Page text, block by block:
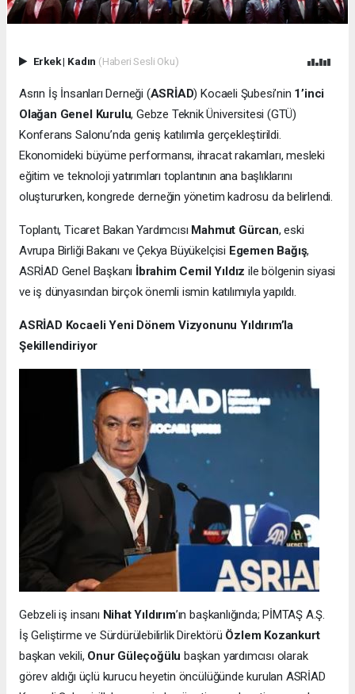
Erkek| Kadın (Haberi Sesli Oku)
Asrın İş İnsanları Derneği (ASRİAD) Kocaeli Şubesi’nin 1’inci
Olağan Genel Kurulu, Gebze Teknik Üniversitesi (GTÜ)
Konferans Salonu’nda geniş katılımla gerçekleştirildi.
Ekonomideki büyüme performansı, ihracat rakamları, mesleki
eğitim ve teknoloji yatırımları toplantının ana başlıklarını
oluştururken, kongrede derneğin yönetim kadrosu da belirlendi.
Toplantı, Ticaret Bakan Yardımcısı Mahmut Gürcan, eski
Avrupa Birliği Bakanı ve Çekya Büyükelçisi Egemen Bağış,
ASRİAD Genel Başkanı İbrahim Cemil Yıldız ile bölgenin siyasi
ve iş dünyasından birçok önemli ismin katılımıyla yapıldı.
ASRİAD Kocaeli Yeni Dönem Vizyonunu Yıldırım’la
Şekillendiriyor
Gebzeli iş insanı Nihat Yıldırım’ın başkanlığında; PİMTAŞ A.Ş.
İş Geliştirme ve Sürdürülebilirlik Direktörü Özlem Kozankurt
başkan vekili, Onur Güleçoğülu başkan yardımcısı olarak
görev aldığı üçlü kurucu heyetin öncülüğünde kurulan ASRİAD